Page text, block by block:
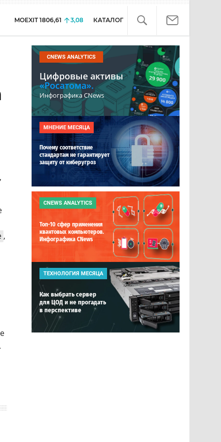
MOEXIT 1806,61 3,08 КАТАЛОГ
,
CNEWS ANALYTICS
Цифровые активы
«Росатома».
Инфографика CNews
МНЕНИЕ МЕСЯЦА
Почему соответствие
стандартам не гарантирует
защиту от киберугроз
CNEWS ANALYTICS
Топ-10 сфер применения
квантовых компьютеров.
Инфографика CNews
ТЕХНОЛОГИЯ МЕСЯЦА
Как выбрать сервер
для ЦОД и не прогадать
в перспективе